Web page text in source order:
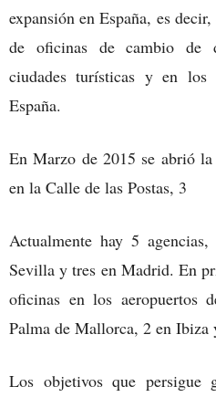
expansión en España, es
de oficinas de cambio de
ciudades turísticas y en los
España.
En Marzo de 2015 se abrió
en la Calle de las Postas, 3
Actualmente hay 5
Sevilla y tres en Madrid. En
oficinas en los aeropuertos
Palma de Mallorca, 2 en Ibiza
Los objetivos que persigue